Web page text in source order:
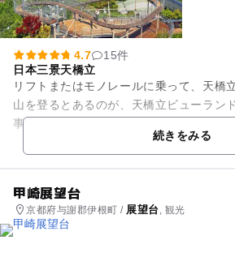
4.7
15件
日本三景天橋立
リフトまたはモノレールに乗って、天橋
山を登るとあるのが、天橋立ビューラン
事ができる文珠山山頂にある小さな遊園
めは、天橋立が天に舞い上が...続きをみる
甲崎展望台
京都府与謝郡伊根町 / 展望台 , 観光